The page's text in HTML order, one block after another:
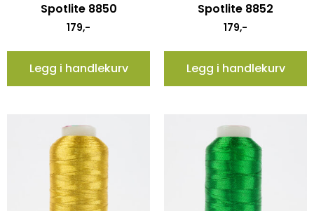
Spotlite 8850
179,-
Legg i handlekurv
Spotlite 8852
179,-
Legg i handlekurv